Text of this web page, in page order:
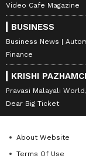
Video Cafe Magazine
BUSINESS
Business News
Finance
KRISHI
Pravasi Malayali
Dear Big Ticket
About Website
Terms Of Use